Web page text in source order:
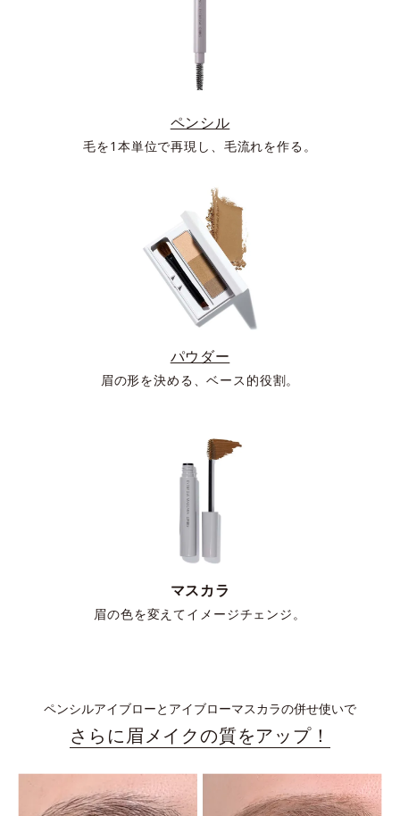
ペンシル
毛を1本単位で再現し、毛流れを作る。
パウダー
眉の形を決める、ベース的役割。
マスカラ
眉の色を変えてイメージチェンジ。
ペンシルアイブローとアイブローマスカラの併せ使いで
さらに眉メイクの質をアップ！